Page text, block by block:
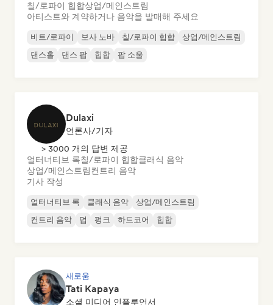
칠/로파이 힙합상업/메인스트림
아티스트와 계약하거나 음악을 발매해 주세요
비트/로파이 보사 노바 칠/로파이 힙합
상업/메인스트림
댄스홀
댄스 팝 힙합 팝 소울
Dulaxi
언론사/기자
> 3000 개의 답변 제공
얼터너티브 록칠/로파이 힙합클래식 음악
상업/메인스트림컨트리 음악
기사 작성
얼터너티브 록 클래식 음악
상업/메인스트림
컨트리 음악
덥 펑크 하드코어 힙합
새로움
Tati Kapaya
소셜 미디어 인플루언서